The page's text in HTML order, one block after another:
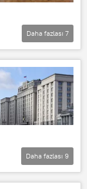
Daha fazlası 7
Daha fazlası 9